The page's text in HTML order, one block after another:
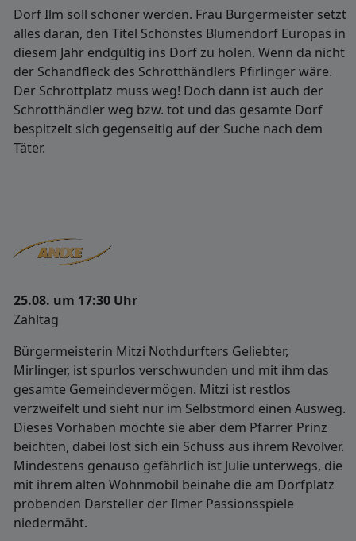
Dorf Ilm soll schöner werden. Frau Bürgermeister setzt
alles daran, den Titel Schönstes Blumendorf Europas in
diesem Jahr endgültig ins Dorf zu holen. Wenn da nicht
der Schandfleck des Schrotthändlers Pfirlinger wäre.
Der Schrottplatz muss weg! Doch dann ist auch der
Schrotthändler weg bzw. tot und das gesamte Dorf
bespitzelt sich gegenseitig auf der Suche nach dem
Täter.
25.08. um 17:30 Uhr
Zahltag
Bürgermeisterin Mitzi Nothdurfters Geliebter,
Mirlinger, ist spurlos verschwunden und mit ihm das
gesamte Gemeindevermögen. Mitzi ist restlos
verzweifelt und sieht nur im Selbstmord einen Ausweg.
Dieses Vorhaben möchte sie aber dem Pfarrer Prinz
beichten, dabei löst sich ein Schuss aus ihrem Revolver.
Mindestens genauso gefährlich ist Julie unterwegs, die
mit ihrem alten Wohnmobil beinahe die am Dorfplatz
probenden Darsteller der Ilmer Passionsspiele
niedermäht.